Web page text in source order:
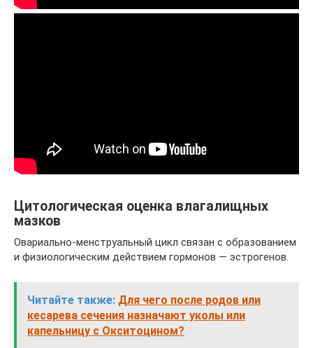
Цитологическая оценка влагалищных
мазков
Овариально-менструальный цикл связан с образованием
и физиологическим действием гормонов — эстрогенов.
Читайте также: Для чего после родов или
кесарева сечения назначают уколы или
капельницу с Окситоцином?